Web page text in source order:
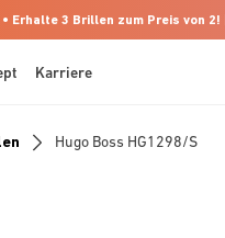
• Erhalte 3 Brillen zum Preis von 2! |
Karriere
Hugo Boss HG1298/S